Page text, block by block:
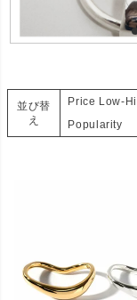
並び替
え
Price Low-
Popularity